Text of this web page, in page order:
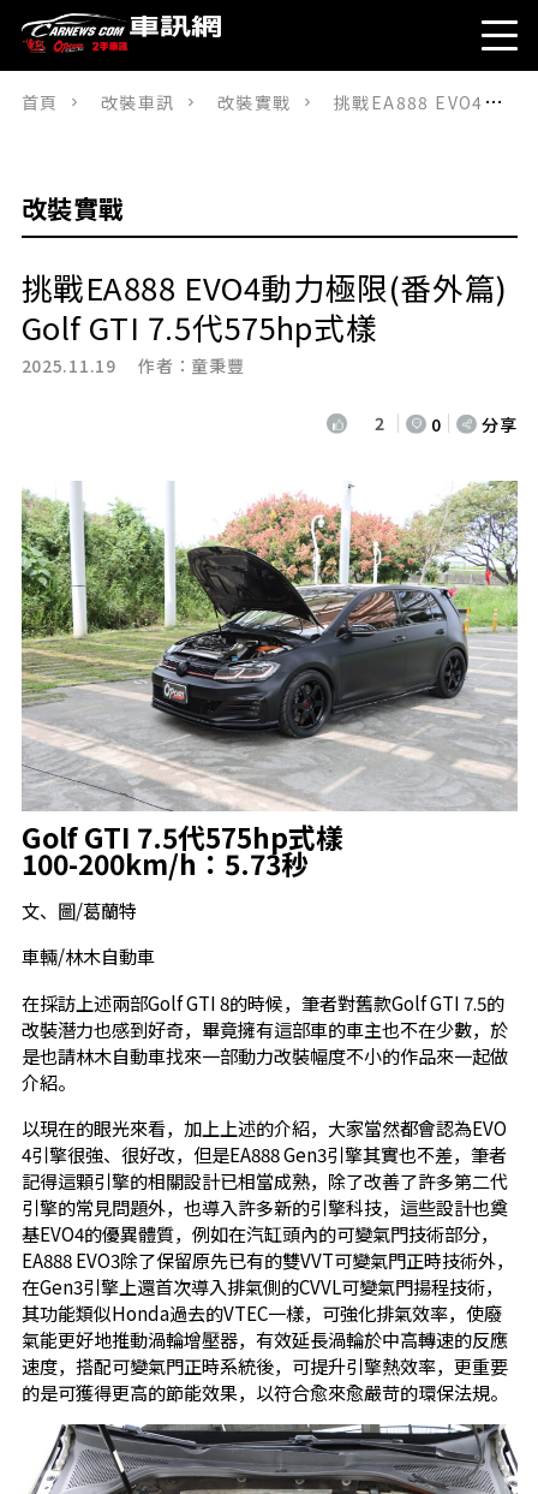
首頁 改裝車訊 改裝實戰 挑戰EA888 EVO4動力極限(番外篇) Golf GTI 7.5代575hp式樣
改裝實戰
挑戰EA888 EVO4動力極限(番外篇)
Golf GTI 7.5代575hp式樣
2025.11.19 作者： 童秉豐
2 0 分享
Golf GTI 7.5代575hp式樣
100-200km/h：5.73秒
文、圖/葛蘭特
車輛/林木自動車
在採訪上述兩部Golf GTI 8的時候，筆者對舊款Golf GTI 7.5的
改裝潛力也感到好奇，畢竟擁有這部車的車主也不在少數，於
是也請林木自動車找來一部動力改裝幅度不小的作品來一起做
介紹。
以現在的眼光來看，加上上述的介紹，大家當然都會認為EVO
4引擎很強、很好改，但是EA888 Gen3引擎其實也不差，筆者
記得這顆引擎的相關設計已相當成熟，除了改善了許多第二代
引擎的常見問題外，也導入許多新的引擎科技，這些設計也奠
基EVO4的優異體質，例如在汽缸頭內的可變氣門技術部分，
EA888 EVO3除了保留原先已有的雙VVT可變氣門正時技術外，
在Gen3引擎上還首次導入排氣側的CVVL可變氣門揚程技術，
其功能類似Honda過去的VTEC一樣，可強化排氣效率，使廢
氣能更好地推動渦輪增壓器，有效延長渦輪於中高轉速的反應
速度，搭配可變氣門正時系統後，可提升引擎熱效率，更重要
的是可獲得更高的節能效果，以符合愈來愈嚴苛的環保法規。